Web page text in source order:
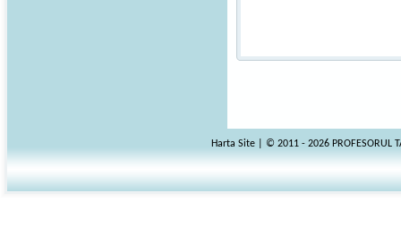
Harta Site | © 2011 - 2026 PROFESORUL